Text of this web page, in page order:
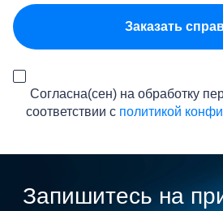
Согласна(сен) на обработку
соответствии с политикой
Запишитесь на